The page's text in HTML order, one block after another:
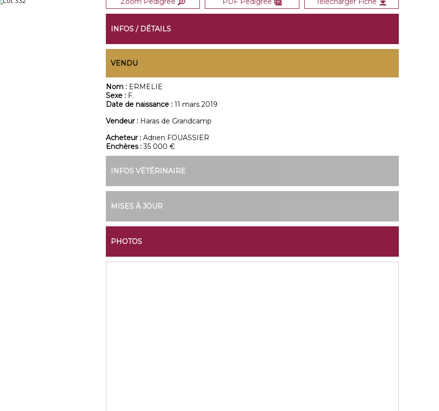
INFOS / DÉTAILS
VENDU
Nom : ERMELIE
Sexe : F.
Date de naissance : 11 mars 2019
Vendeur : Haras de Grandcamp
Acheteur : Adrien FOUASSIER
Enchères :35 000 €
INFOS VÉTÉRINAIRE
MISES À JOUR
PHOTOS